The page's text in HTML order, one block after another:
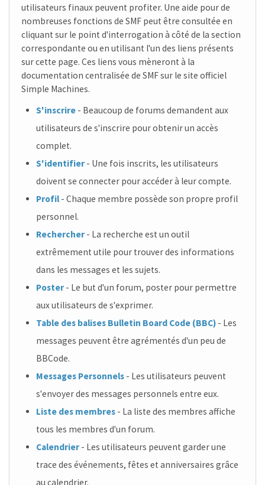
utilisateurs finaux peuvent profiter. Une aide pour de
nombreuses fonctions de SMF peut être consultée en
cliquant sur le point d'interrogation à côté de la section
correspondante ou en utilisant l'un des liens présents
sur cette page. Ces liens vous mèneront à la
documentation centralisée de SMF sur le site officiel
Simple Machines.
S'inscrire - Beaucoup de forums demandent aux
utilisateurs de s'inscrire pour obtenir un accès
complet.
S'identifier - Une fois inscrits, les utilisateurs
doivent se connecter pour accéder à leur compte.
Profil- Chaque membre possède son propre profil
personnel.
Rechercher - La recherche est un outil
extrêmement utile pour trouver des informations
dans les messages et les sujets.
Poster - Le but d'un forum, poster pour permettre
aux utilisateurs de s'exprimer.
Table des balises Bulletin Board Code (BBC) - Les
messages peuvent être agrémentés d'un peu de
BBCode.
Messages Personnels - Les utilisateurs peuvent
s'envoyer des messages personnels entre eux.
Liste des membres - La liste des membres affiche
tous les membres d'un forum.
Calendrier - Les utilisateurs peuvent garder une
trace des événements, fêtes et anniversaires grâce
au calendrier.